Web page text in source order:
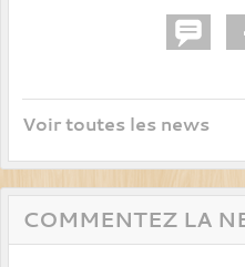
Voir toutes les news
COMMENTEZ LA